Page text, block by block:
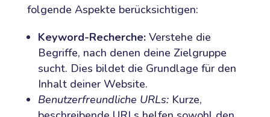
folgende Aspekte berücksichtigen:
Keyword-Recherche:Verstehe die
Begriffe, nach denen deine Zielgruppe
sucht. Dies bildet die Grundlage für den
Inhalt deiner Website.
Benutzerfreundliche URLs:Kurze,